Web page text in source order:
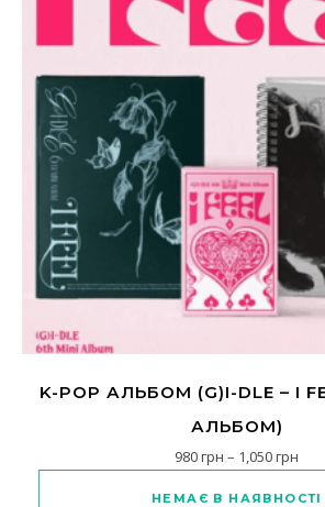
K-POP АЛЬБОМ (G)I-DLE – I
АЛЬБОМ)
980грн – 1,050грн
НЕМАЄ В НАЯВНОСТІ